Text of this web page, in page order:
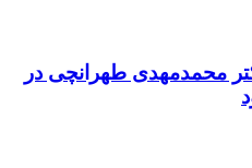
محمدمهدی طهرانچی در